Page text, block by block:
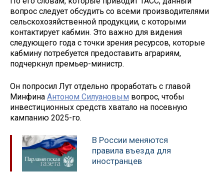
вопрос следует обсудить со всеми производителями
сельскохозяйственной продукции, с которыми
контактирует кабмин. Это важно для видения
следующего года с точки зрения ресурсов, которые
кабмину потребуется предоставить аграриям,
подчеркнул премьер-министр.
Он попросил Лут отдельно проработать с главой
Минфина Антоном Силуановым вопрос, чтобы
инвестиционных средств хватало на посевную
кампанию 2025-го.
В России меняются
правила въезда для
иностранцев